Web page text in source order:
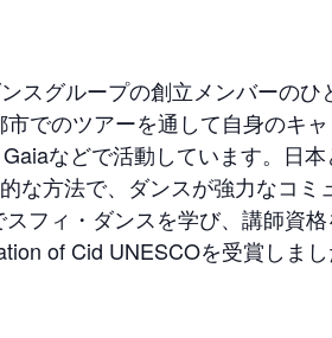
スグループの創立メンバーのひ
でのツアーを通して自身のキ
などで活動しています。日
な方法で、ダンスが強力なコミ
フィ・ダンスを学び、講師資
of Cid UNESCOを受賞しまし